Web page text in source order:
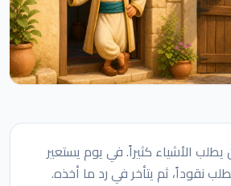
الأشياء كثيراً. في يوم يستعير
نقوداً، ثم يتأخر في رد ما أخذه.